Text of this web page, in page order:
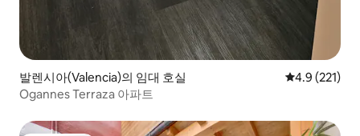
발렌시아(Valencia)의 임대 호실 평점 4.9점(5
4.9 (221)
Ogannes Terraza 아파트